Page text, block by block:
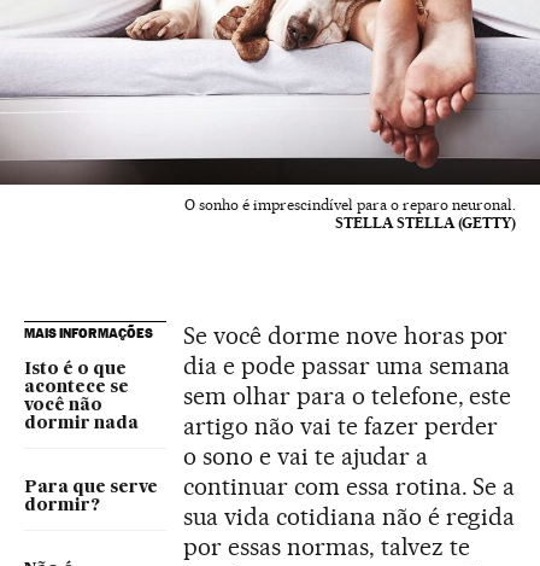
O sonho é imprescindível para o reparo neuronal.
STELLA STELLA (GETTY)
MAIS INFORMAÇÕES
Isto é o que
acontece se
você não
dormir nada
Para que serve
dormir?
Se você dorme nove horas por
dia e pode passar uma semana
sem olhar para o telefone, este
artigo não vai te fazer perder
o sono e vai te ajudar a
continuar com essa rotina. Se a
sua vida cotidiana não é regida
por essas normas, talvez te